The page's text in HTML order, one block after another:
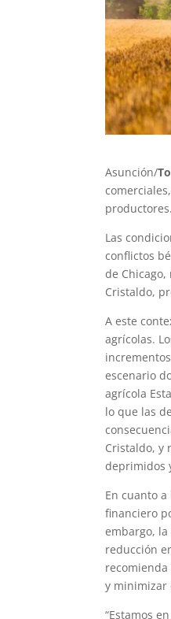
Asunción/
productores.
Las
conflictos
de
Cristaldo,
A este
agrícolas.
escenario
agrícola
lo que las
Cristaldo, y
deprimidos
En cuanto
financiero
embargo,
reducción
y minimizar
“Estamos